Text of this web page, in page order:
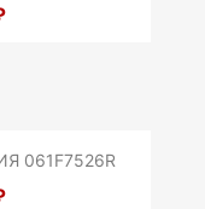
061F7526R